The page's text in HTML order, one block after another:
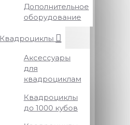
Дополнительное
оборудование
Квадроциклы
Аксессуары
для
квадроциклам
Квадроциклы
до 1000 кубов